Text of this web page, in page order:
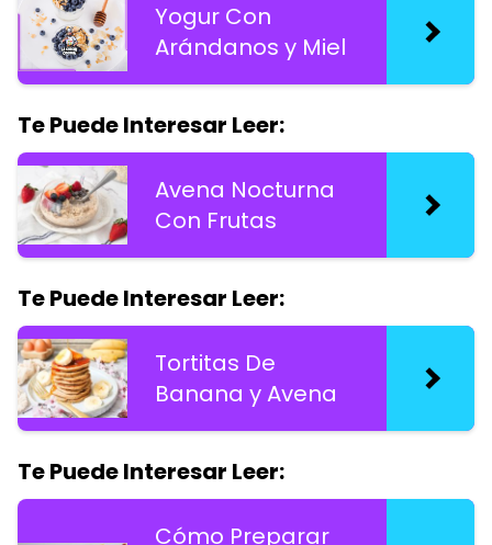
Yogur Con
Arándanos y Miel
Te Puede Interesar Leer:
Avena Nocturna
Con Frutas
Te Puede Interesar Leer:
Tortitas De
Banana y Avena
Te Puede Interesar Leer:
Cómo Preparar